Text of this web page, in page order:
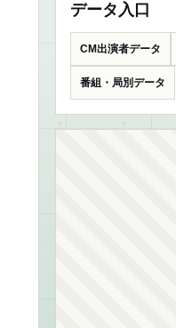
データ入口
CM出演者データ
番組・局別データ